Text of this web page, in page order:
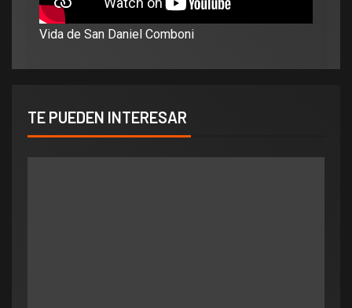
Vida de San Daniel Comboni
TE PUEDEN INTERESAR